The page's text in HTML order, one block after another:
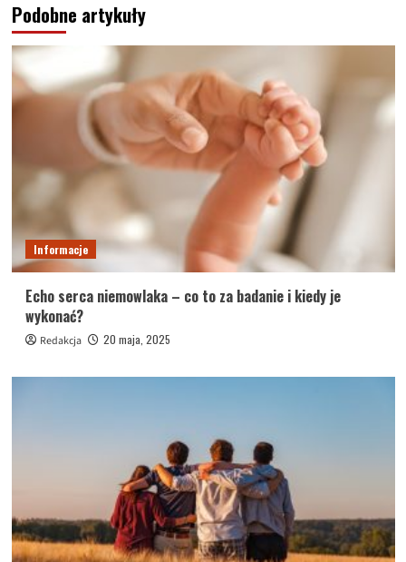
Podobne artykuły
Informacje
Echo serca niemowlaka – co to za badanie i kiedy je
wykonać?
Redakcja 20 maja, 2025